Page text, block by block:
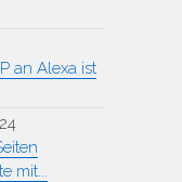
an Alexa ist
mit...